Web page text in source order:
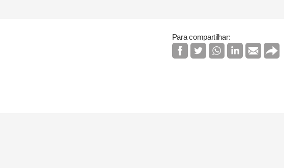
Para compartilhar: